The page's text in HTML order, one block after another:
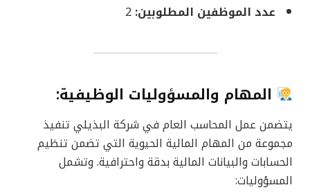
عدد الموظفين المطلوبين:
المهام والمسؤوليات الوظيفية:
يتضمن عمل المحاسب العام في شركة البذيلي تنفيذ
مجموعة من المهام المالية الحيوية التي تضمن تنظيم
الحسابات والبيانات المالية بدقة واحترافية. وتشمل
المسؤوليات: